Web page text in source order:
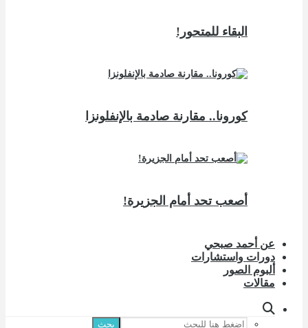
البقاء للمتحور!
كورونا.. مقارنة صادمة بالإنفلونزا
أصعب تحد أمام الجزيرة!
عن أحمد صبحي
دورات واستشارات
ألبوم الصور
مقالات
بحث